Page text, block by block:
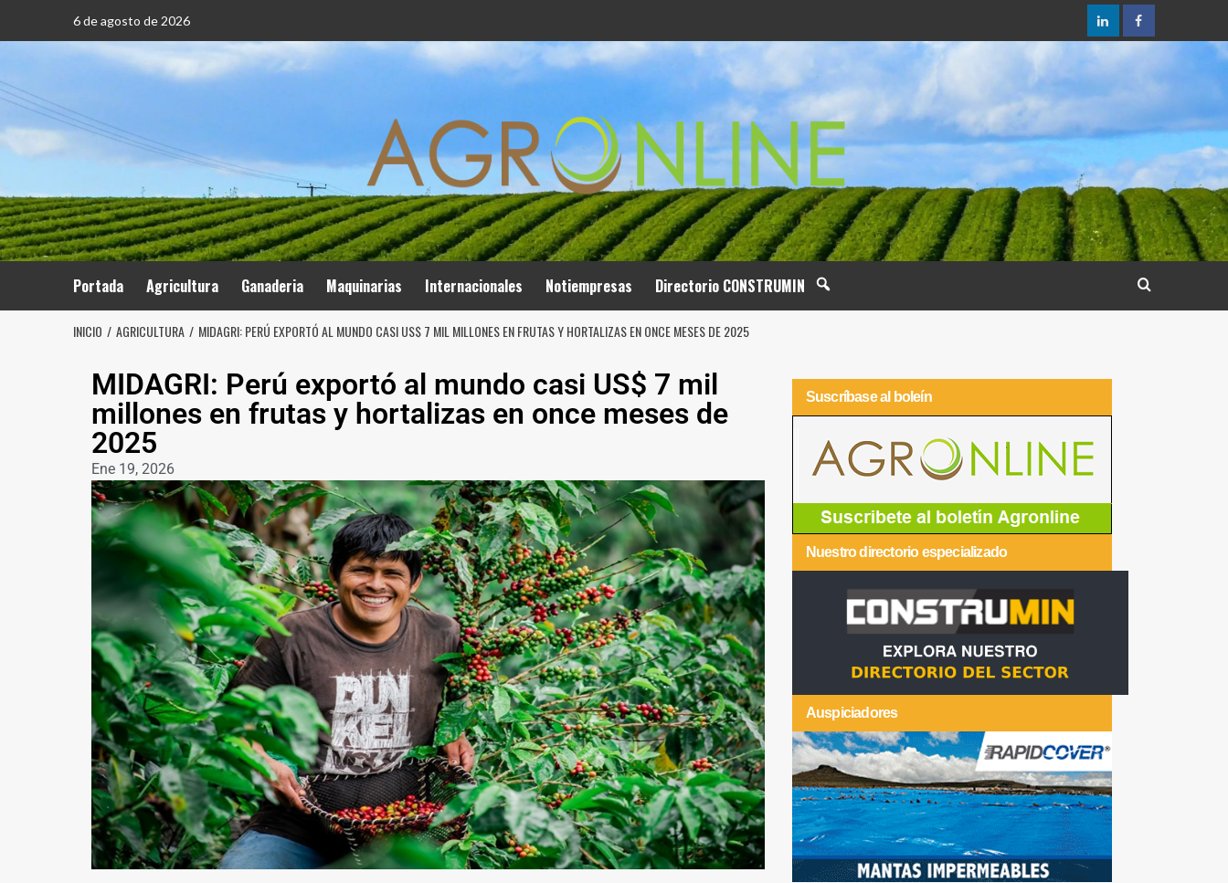
6 de agosto de 2026
Portada Agricultura Ganaderia Maquinarias Internacionales Notiempresas Directorio CONSTRUMIN
INICIO AGRICULTURA MIDAGRI: PERÚ EXPORTÓ AL MUNDO CASI US$ 7 MIL MILLONES EN FRUTAS Y HORTALIZAS EN ONCE MESES DE 2025
MIDAGRI: Perú exportó al mundo casi US$ 7 mil
millones en frutas y hortalizas en once meses de
2025
Ene 19, 2026
Suscríbase al boleín
Nuestro directorio especializado
Auspiciadores